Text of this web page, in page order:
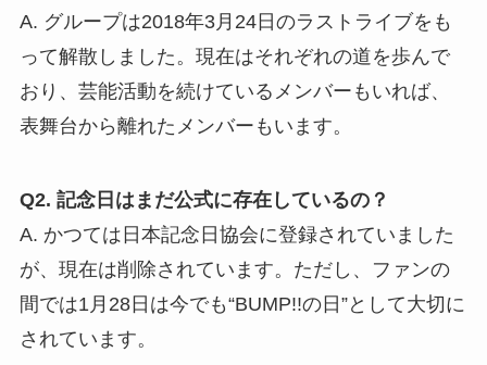
そして、もう一人の主役。それは、La PomPonの
ラストライブの舞台となったライブハウスmorph-
tokyo（モーフ東京）。
六本木に位置するこの会場は、数多くのアーティ
ストたちが巣立った場所。2018年3月24日、「La
PomPon ライブ “The FINAL”」が開催され、6人は
涙と感動のなかで活動に幕を下ろしました。